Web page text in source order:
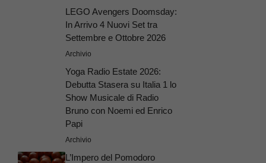
LEGO Avengers Doomsday:
In Arrivo 4 Nuovi Set tra
Settembre e Ottobre 2026
Archivio
Yoga Radio Estate 2026:
Debutta Stasera su Italia 1 lo
Show Musicale di Radio
Bruno con Noemi ed Enrico
Papi
Archivio
L’Impero del Pomodoro